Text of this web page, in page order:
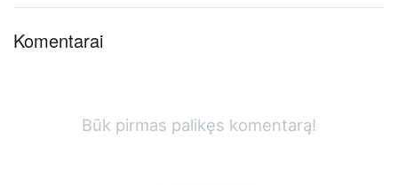
Komentarai
Būk pirmas palikęs komentarą!